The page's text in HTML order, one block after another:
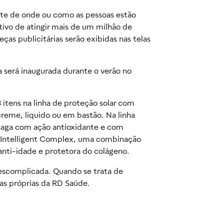
de onde ou como as pessoas estão
de atingir mais de um milhão de
publicitárias serão exibidas nas telas
inaugurada durante o verão no
na linha de proteção solar com
líquido ou em bastão. Na linha
com ação antioxidante e com
Intelligent Complex, uma combinação
idade e protetora do colágeno.
Quando se trata de
próprias da RD Saúde.